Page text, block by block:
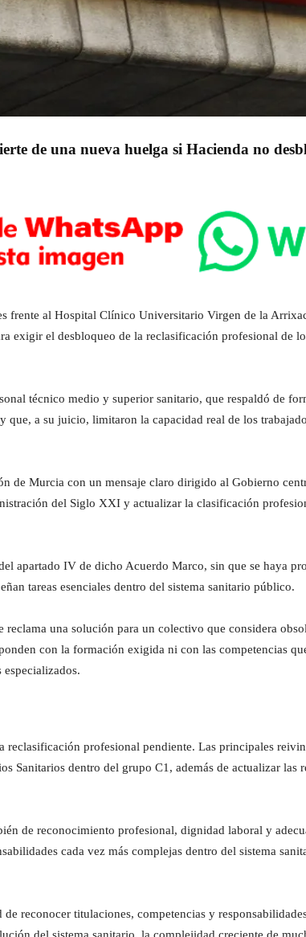
de una nueva huelga si Hacienda no
frente al Hospital Clínico Universitario Virgen de la
exigir el desbloqueo de la reclasificación profesional de
técnico medio y superior sanitario, que respaldó de
a su juicio, limitaron la capacidad real de los
de Murcia con un mensaje claro dirigido al Gobierno
del Siglo XXI y actualizar la clasificación
apartado IV de dicho Acuerdo Marco, sin que se haya
tareas esenciales dentro del sistema sanitario público.
una solución para un colectivo que considera
con la formación exigida ni con las competencias
profesional pendiente. Las principales
Sanitarios dentro del grupo C1, además de actualizar las
de reconocimiento profesional, dignidad laboral y
cada vez más complejas dentro del sistema
reconocer titulaciones, competencias y